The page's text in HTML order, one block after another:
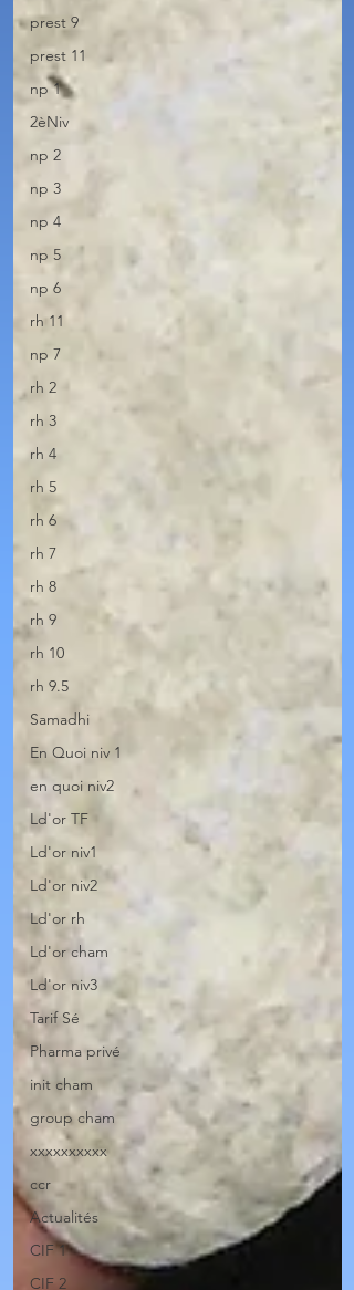
prest 9
prest 11
np 1
2èNiv
np 2
np 3
np 4
np 5
np 6
rh 11
np 7
rh 2
rh 3
rh 4
rh 5
rh 6
rh 7
rh 8
rh 9
rh 10
rh 9.5
Samadhi
En Quoi niv 1
en quoi niv2
Ld'or TF
Ld'or niv1
Ld'or niv2
Ld'or rh
Ld'or cham
Ld'or niv3
Tarif Sé
Pharma privé
init cham
group cham
xxxxxxxxxx
ccr
Actualités
CIF 1
CIF 2